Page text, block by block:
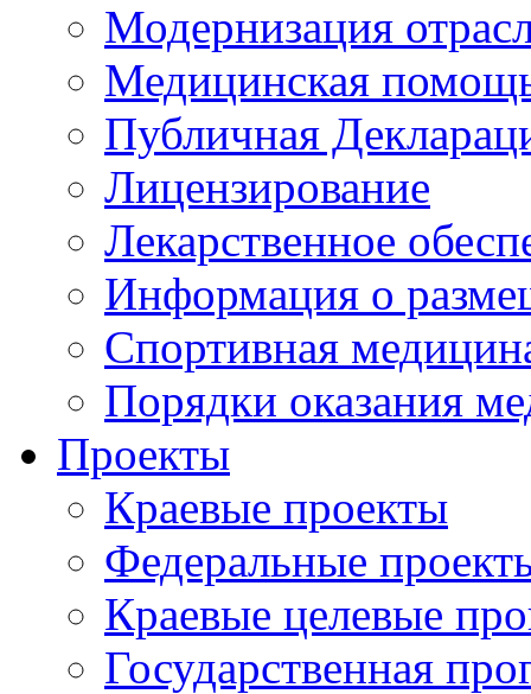
Модернизация
Медицинская
Публичная
Лицензирование
Лекарственное
Информация о
Спортивная
Порядки оказания
Проекты
Краевые проекты
Федеральные
Краевые целевые
Государственная